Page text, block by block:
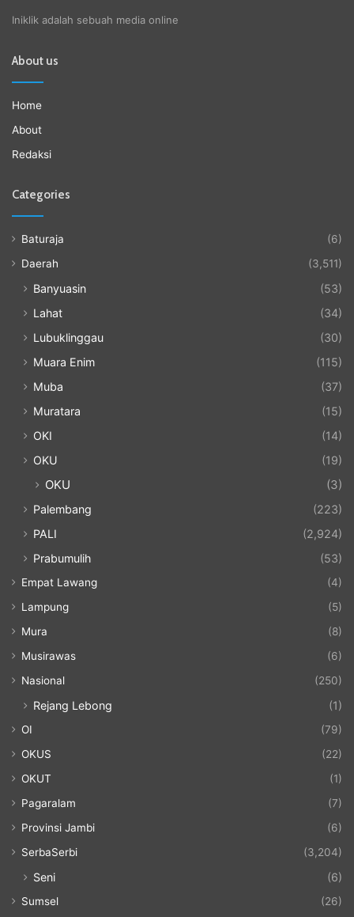
Iniklik adalah sebuah media online
About us
Home
About
Redaksi
Categories
Baturaja
(6)
Daerah
(3,511)
Banyuasin
(53)
Lahat
(34)
Lubuklinggau
(30)
Muara Enim
(115)
Muba
(37)
Muratara
(15)
OKI
(14)
OKU
(19)
OKU (3)
Palembang
(223)
PALI
(2,924)
Prabumulih
(53)
Empat Lawang
(4)
Lampung
(5)
Mura
(8)
Musirawas
(6)
Nasional
(250)
Rejang Lebong (1)
OI
(79)
OKUS
(22)
OKUT
(1)
Pagaralam
(7)
Provinsi Jambi
(6)
SerbaSerbi
(3,204)
Seni (6)
Sumsel (26)